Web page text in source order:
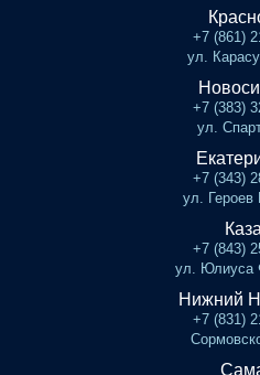
+7 (861)
ул.
+7 (383)
ул.
+7 (343)
ул. Героев
+7 (843)
ул. Юлиуса
Нижний
+7 (831)